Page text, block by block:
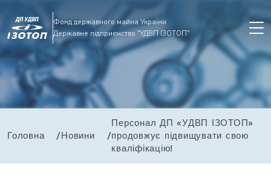
Фонд державного майна України
Державне підприємство "УДВП ІЗОТОП"
Головна Новини
Персонал ДП «УДВП ІЗОТОП»
продовжує підвищувати свою
кваліфікацію!